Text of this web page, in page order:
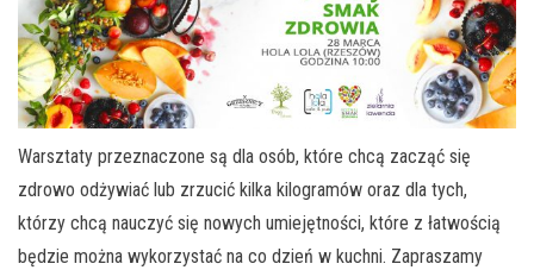
Warsztaty przeznaczone są dla osób, które chcą zacząć się
zdrowo odżywiać lub zrzucić kilka kilogramów oraz dla tych,
którzy chcą nauczyć się nowych umiejętności, które z łatwością
będzie można wykorzystać na co dzień w kuchni. Zapraszamy